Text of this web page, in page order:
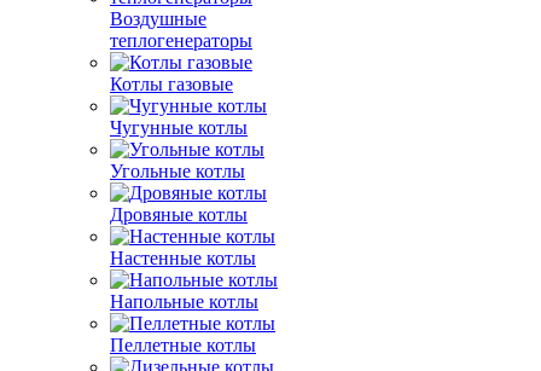
Воздушные
теплогенераторы
Котлы газовые
Чугунные котлы
Угольные котлы
Дровяные котлы
Настенные котлы
Напольные котлы
Пеллетные котлы